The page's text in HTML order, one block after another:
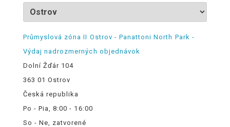
Průmyslová zóna II Ostrov - Panattoni North Park -
Výdaj nadrozmerných objednávok
Dolní Žďár 104
363 01 Ostrov
Česká republika
Po - Pia, 8:00 - 16:00
So - Ne, zatvorené